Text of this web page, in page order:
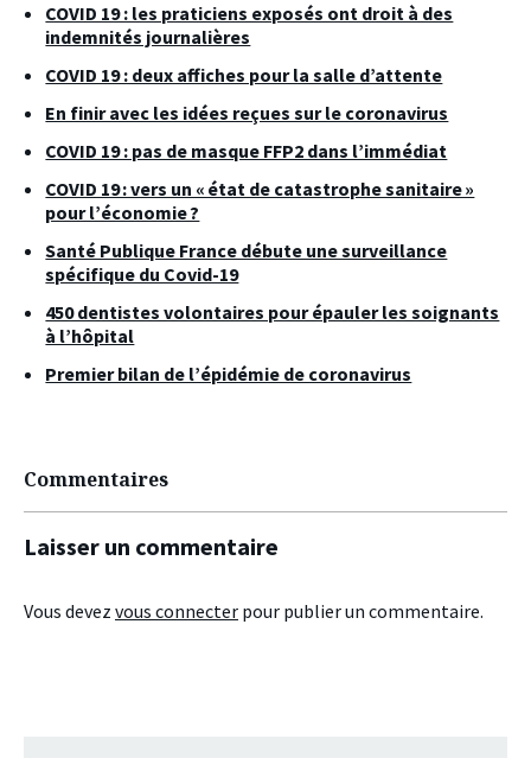
COVID 19 : les praticiens exposés ont droit à des
indemnités journalières
COVID 19 : deux affiches pour la salle d’attente
En finir avec les idées reçues sur le coronavirus
COVID 19 : pas de masque FFP2 dans l’immédiat
COVID 19 : vers un « état de catastrophe sanitaire »
pour l’économie ?
Santé Publique France débute une surveillance
spécifique du Covid-19
450 dentistes volontaires pour épauler les soignants
à l’hôpital
Premier bilan de l’épidémie de coronavirus
Commentaires
Laisser un commentaire
Vous devez vous connecter pour publier un commentaire.